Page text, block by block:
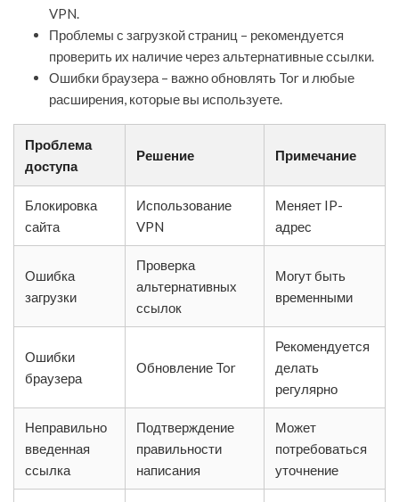
VPN.
Проблемы с загрузкой страниц – рекомендуется
проверить их наличие через альтернативные ссылки.
Ошибки браузера – важно обновлять Tor и любые
расширения, которые вы используете.
Проблема
доступа
Решение Примечание
Блокировка
сайта
Использование
VPN
Меняет IP-
адрес
Ошибка
загрузки
Проверка
альтернативных
ссылок
Могут быть
временными
Ошибки
браузера
Обновление Tor
Рекомендуется
делать
регулярно
Неправильно
введенная
ссылка
Подтверждение
правильности
написания
Может
потребоваться
уточнение